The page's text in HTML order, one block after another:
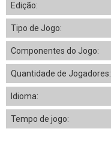
Edição:
Tipo de Jogo:
Componentes do Jogo:
Quantidade de Jogadores:
Idioma:
Tempo de jogo: